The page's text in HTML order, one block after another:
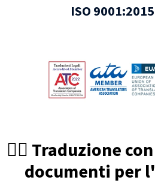
ISO
🧑‍⚖️ Traduzione
documenti per